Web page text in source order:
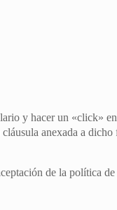
y hacer un «click»
anexada a
de la política